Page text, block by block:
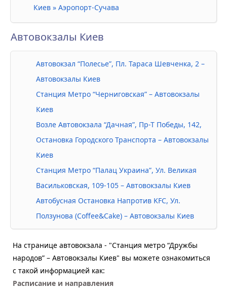
Киев » Аэропорт-Сучава
Автовокзалы Киев
Автовокзал “Полесье”, Пл. Тараса Шевченка, 2 –
Автовокзалы Киев
Станция Метро “Черниговская” – Автовокзалы
Киев
Возле Автовокзала “Дачная”, Пр-Т Победы, 142,
Остановка Городского Транспорта – Автовокзалы
Киев
Станция Метро “Палац Украина”, Ул. Великая
Васильковская, 109-105 – Автовокзалы Киев
Автобусная Остановка Напротив KFC, Ул.
Ползунова (Coffee&Cake) – Автовокзалы Киев
На странице автовокзала - "Станция метро “Дружбы
народов” – Автовокзалы Киев" вы можете ознакомиться
с такой информацией как:
Расписание и направления